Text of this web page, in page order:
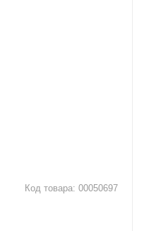
Код товара: 00050697